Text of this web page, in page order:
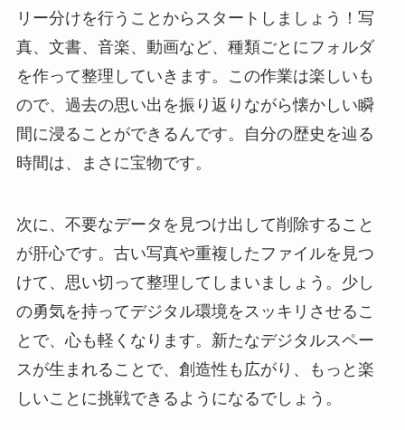
リー分けを行うことからスタートしましょう！写
真、文書、音楽、動画など、種類ごとにフォルダ
を作って整理していきます。この作業は楽しいも
ので、過去の思い出を振り返りながら懐かしい瞬
間に浸ることができるんです。自分の歴史を辿る
時間は、まさに宝物です。
次に、不要なデータを見つけ出して削除すること
が肝心です。古い写真や重複したファイルを見つ
けて、思い切って整理してしまいましょう。少し
の勇気を持ってデジタル環境をスッキリさせるこ
とで、心も軽くなります。新たなデジタルスペー
スが生まれることで、創造性も広がり、もっと楽
しいことに挑戦できるようになるでしょう。